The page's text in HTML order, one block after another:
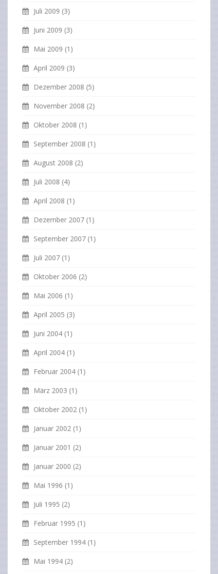
Juli 2009 (3)
Juni 2009 (3)
Mai 2009 (1)
April 2009 (3)
Dezember 2008 (5)
November 2008 (2)
Oktober 2008 (1)
September 2008 (1)
August 2008 (2)
Juli 2008 (4)
April 2008 (1)
Dezember 2007 (1)
September 2007 (1)
Juli 2007 (1)
Oktober 2006 (2)
Mai 2006 (1)
April 2005 (3)
Juni 2004 (1)
April 2004 (1)
Februar 2004 (1)
März 2003 (1)
Oktober 2002 (1)
Januar 2002 (1)
Januar 2001 (2)
Januar 2000 (2)
Mai 1996 (1)
Juli 1995 (2)
Februar 1995 (1)
September 1994 (1)
Mai 1994 (2)